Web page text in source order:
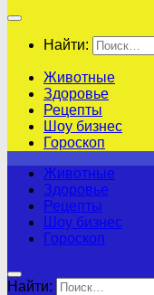
Найти:
Животные
Здоровье
Рецепты
Шоу бизнес
Гороскоп
Животные
Здоровье
Рецепты
Шоу бизнес
Гороскоп
Найти: